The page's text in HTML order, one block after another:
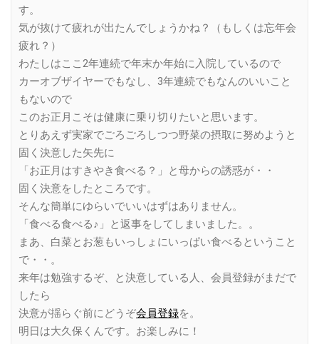
す。
気が抜けて疲れが出たんでしょうかね？（もしくは忘年会
疲れ？）
わたしはここ2年連続で年末か年始に入院しているので
カーオブザイヤーでもなし、3年連続でもなんのいいこと
もないので
このお正月こそは健康に乗り切りたいと思います。
とりあえず実家でごろごろしつつ野菜の摂取に努めようと
固く決意した矢先に
「お正月はすきやき食べる？」と母からの誘惑が・・
固く決意をしたところです。
そんな簡単にゆらいでいいはずはありません。
「食べる食べる♪」と返事をしてしまいました。。
まあ、白菜とお葱もいっしょにいっぱい食べるということ
で・・。
来年は勉強するぞ、と決意している人、会員登録がまだで
したら
決意が揺らぐ前にどうぞ会員登録を。
明日は大久保くんです。お楽しみに！